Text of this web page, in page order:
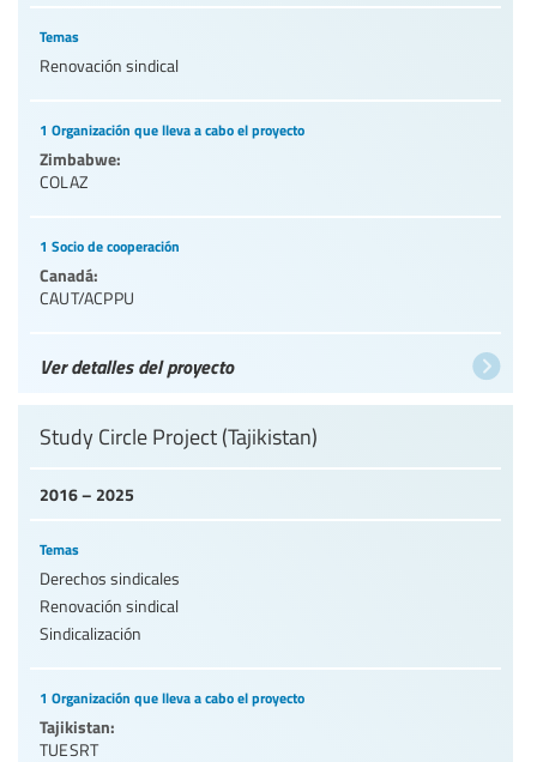
Temas
Renovación sindical
1 Organización que lleva a cabo el proyecto
Zimbabwe:
COLAZ
1 Socio de cooperación
Canadá:
CAUT/ACPPU
Ver detalles del proyecto
2016 – 2025
Study Circle Project (Tajikistan)
Temas
Derechos sindicales
Renovación sindical
Sindicalización
1 Organización que lleva a cabo el proyecto
Tajikistan:
TUESRT